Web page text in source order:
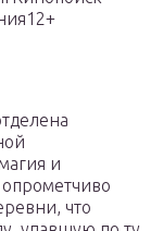
и
что